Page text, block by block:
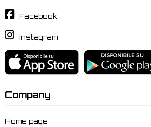
Facebook
Instagram
Company
Home page